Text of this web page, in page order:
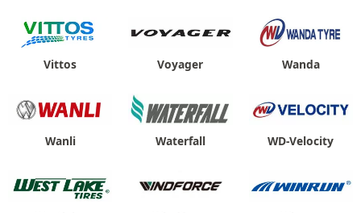
Vittos Voyager Wanda
Wanli Waterfall WD-Velocity